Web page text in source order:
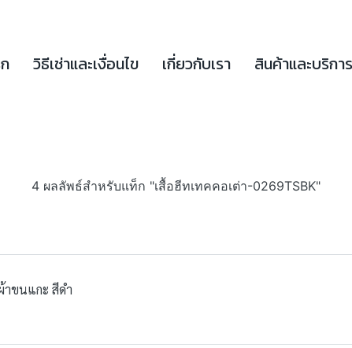
วิธีเช่าและเงื่อนไข เกี่ยวกับเรา สินค้าและบริการ
4 ผลลัพธ์สำหรับแท็ก "เสื้อฮีทเทคคอเต่า-0269TSBK"
าขนแกะ สีดำ